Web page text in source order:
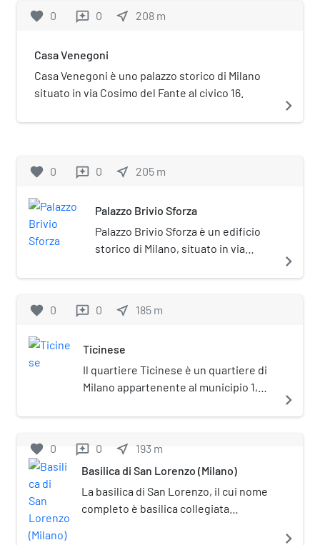
di piazza Vetra, vicino alle
favorite 0 reviews 0 near_me 208 m
Casa Venegoni
Casa Venegoni è uno palazzo storico di Milano
situato in via Cosimo del Fante al civico 16.
navigate_next
favorite 0 reviews 0 near_me 205 m
Palazzo Brivio Sforza
Palazzo Brivio Sforza è un edificio
storico di Milano, situato in via
navigate_next
favorite 0 reviews 0 near_me 185 m
Ticinese
Il quartiere Ticinese è un quartiere di
Milano appartenente al municipio 1,
navigate_next
favorite 0 reviews 0 near_me 193 m
Basilica di San Lorenzo (Milano)
La basilica di San Lorenzo, il cui nome
completo è basilica collegiata
navigate_next